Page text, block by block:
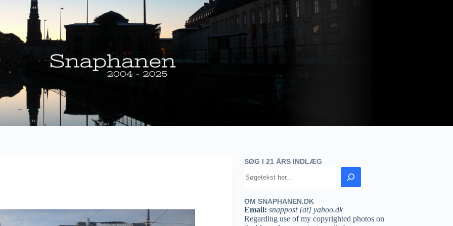
SØG I 21 ÅRS INDLÆG
OM SNAPHANEN.DK
Email: snappost [at] yahoo.dk
Regarding use of my copyrighted photos on